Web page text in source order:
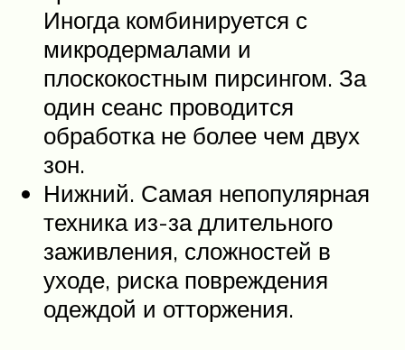
Иногда комбинируется с
микродермалами и
плоскокостным пирсингом. За
один сеанс проводится
обработка не более чем двух
зон.
Нижний. Самая непопулярная
техника из-за длительного
заживления, сложностей в
уходе, риска повреждения
одеждой и отторжения.